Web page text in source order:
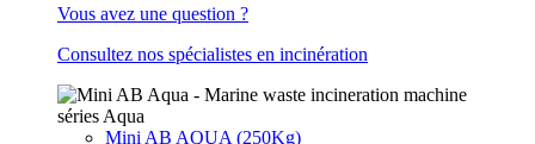
Vous avez une question ?
Consultez nos spécialistes en incinération
séries Aqua
Mini AB AQUA (250Kg)